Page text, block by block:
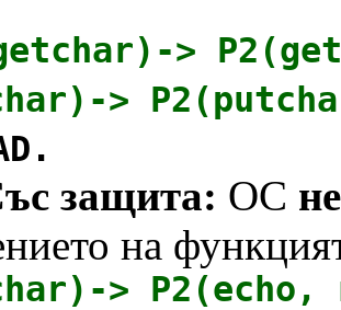
>
>
защита: ОС не
на
> P2(echo,